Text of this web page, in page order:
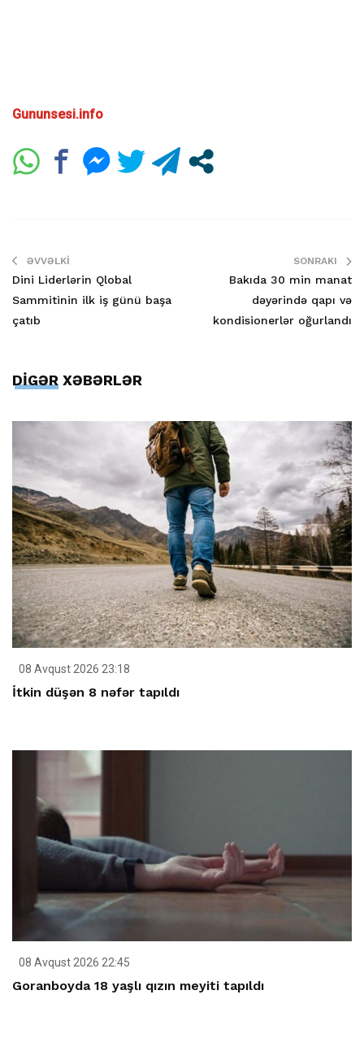
Gununsesi.info
ƏVVƏLKI
Dini Liderlərin Qlobal
Sammitinin ilk iş günü başa
çatıb
SONRAKI
Bakıda 30 min manat
dəyərində qapı və
kondisionerlər oğurlandı
DİGƏR XƏBƏRLƏR
08 Avqust 2026 23:18
İtkin düşən 8 nəfər tapıldı
08 Avqust 2026 22:45
Goranboyda 18 yaşlı qızın meyiti tapıldı